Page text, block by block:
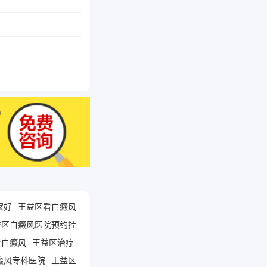
好 王益区看白癜风
白癜风医院预约挂
癜风
王益区治疗
风专科医院 王益区